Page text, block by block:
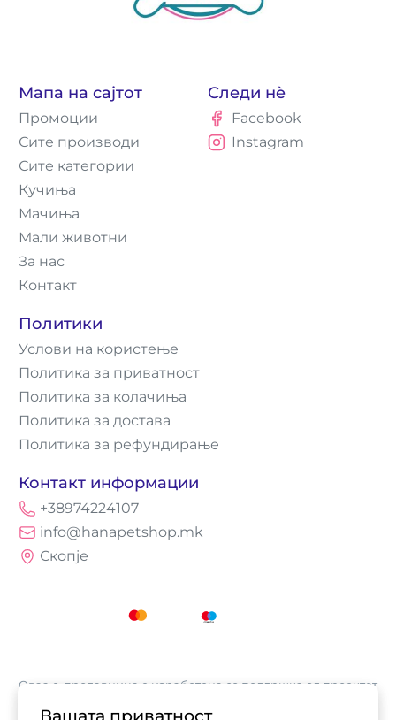
Вашата приватност
Мапа на сајтот
Промоции
Сите производи
Сите категории
Кучиња
Мачиња
Мали животни
За нас
Контакт
Политики
Услови на користење
Политика за приватност
Политика за колачиња
Политика за достава
Политика за рефундирање
Контакт информации
+38974224107
info@hanapetshop.mk
Скопје
Следи нè
Facebook
Instagram
Оваа е-продавница е изработена со поддршка од проектот
„Е-трговија: Супермоќ за локалните бизниси vol.2",